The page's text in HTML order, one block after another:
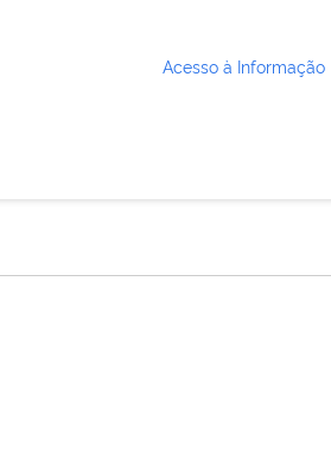
Acesso à Informação